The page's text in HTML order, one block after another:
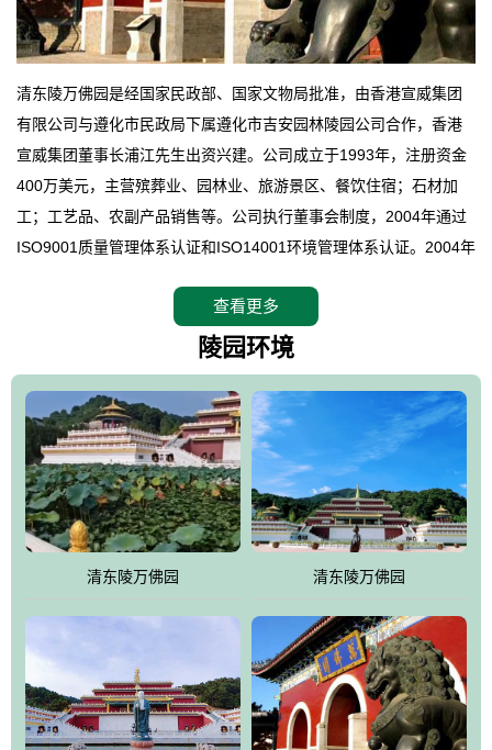
清东陵万佛园是经国家民政部、国家文物局批准，由香港宣威集团
有限公司与遵化市民政局下属遵化市吉安园林陵园公司合作，香港
宣威集团董事长浦江先生出资兴建。公司成立于1993年，注册资金
400万美元，主营殡葬业、园林业、旅游景区、餐饮住宿；石材加
工；工艺品、农副产品销售等。公司执行董事会制度，2004年通过
ISO9001质量管理体系认证和ISO14001环境管理体系认证。2004年
拥有4A级旅游区头衔的花园式陵园，园内建有四星级酒店一座。
万佛园位于遵化市境内，座落在世界文化遗产清东陵地形墙内，地
形绝佳，地理位置优越，交通便利。公司以“建设全国顶级人生后花
园、打造佛教精品旅游圣地”为目标，以海外归侨、国内外知名人士
的墓地安葬、祭祀吊亡并结合旅游参观构成其主要使用功能；以苍
郁绚丽、优雅宜人的园林景观构成其外部形象。通过墓园建设与造
园手法相结合的默契操作，建成一处特色鲜明、服务周全、环境优
美、民族风格突出，与周边文物古迹交相呼应的极具吸引力的花园
式园林。
万佛园工程一期占地448亩，目前完成投资近12亿元人民币，园区采
用全仿古式建筑，寻求与世界文化遗产地清东陵的和谐统一，在园
区建设中寻求陵园建设与景区建设的有机融合，充分发挥独一无二
的地形优势，打造现代艺术园林，建设旅游景观、寺庙、酒店等综
合服务设施，服务于陵园经营，使企业的多元化经营项目相互依
托、相互促进，园区绿化覆盖率达90%。
查看更多
陵园环境
清东陵万佛园 清东陵万佛园